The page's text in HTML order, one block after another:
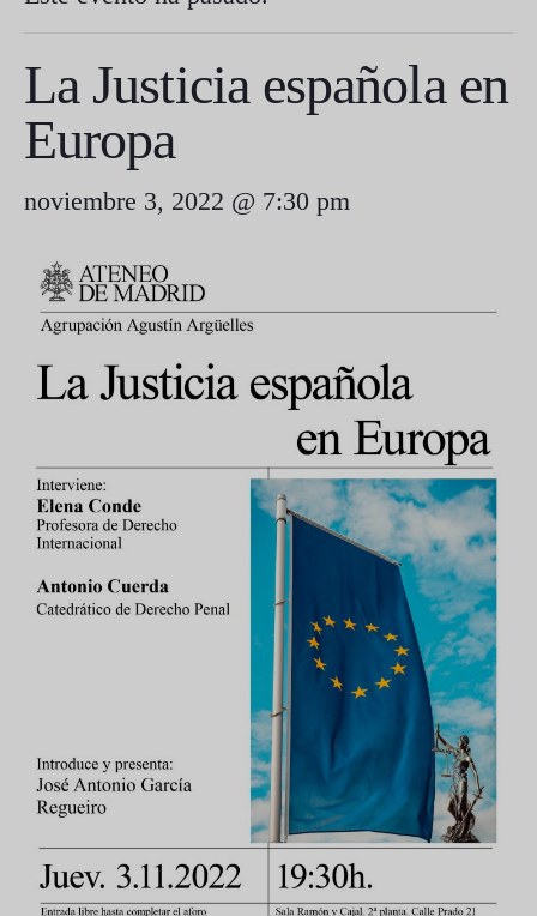
La Justicia española en
Europa
noviembre 3, 2022 @ 7:30 pm